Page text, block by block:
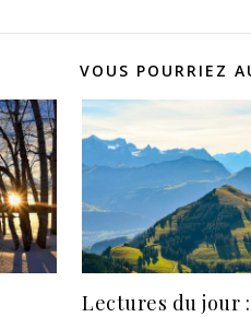
VOUS POURRIEZ
Lectures du jour